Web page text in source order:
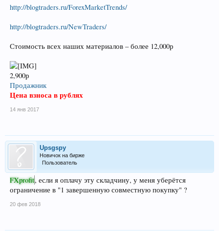
http://blogtraders.ru/ForexMarketTrends/
http://blogtraders.ru/NewTraders/
Стоимость всех наших материалов – более 12,000р
2,900р
Продажник
Цена взноса в рублях
14 янв 2017
Upsgspy
Новичок на бирже
Пользователь
FXprofit, если я оплачу эту складчину, у меня уберётся
ограничение в "1 завершенную совместную покупку" ?
20 фев 2018